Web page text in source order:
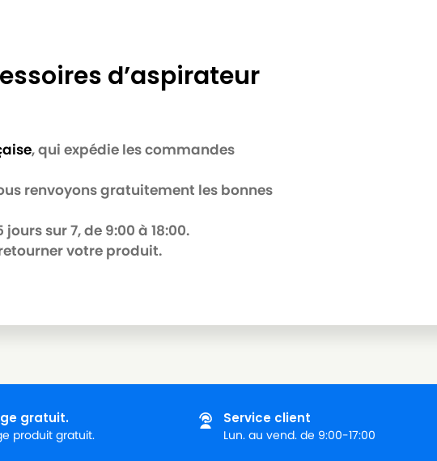
d’aspirateur
, qui expédie les commandes
renvoyons gratuitement les bonnes
sur 7, de 9:00 à 18:00.
votre produit.
gratuit.
produit gratuit.
Service client
Lun. au vend. de 9:00-17:00